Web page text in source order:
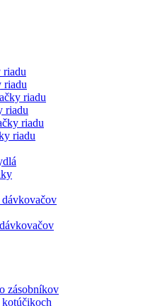
riadu
riadu
riadu
riadu
riadu
riadu
zásobníkov